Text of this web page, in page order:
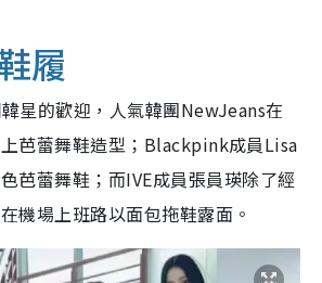
履
星的歡迎，人氣韓團NewJeans在
芭蕾舞鞋造型；Blackpink成員Lisa
芭蕾舞鞋；而IVE成員張員瑛除了經
機場上班路以面包拖鞋露面。